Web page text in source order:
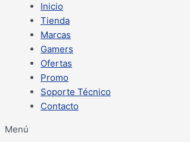
Inicio
Tienda
Marcas
Gamers
Ofertas
Promo
Soporte Técnico
Contacto
Menú